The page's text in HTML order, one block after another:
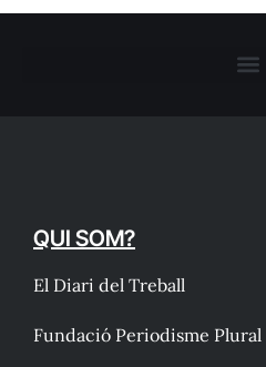
QUI SOM?
El Diari del Treball
Fundació Periodisme Plural